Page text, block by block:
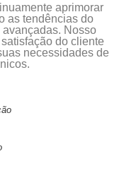
aprimorar
as tendências do
Nosso
do cliente
necessidades de